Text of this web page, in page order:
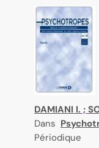
DAMIANI I. ;
Dans
Périodique